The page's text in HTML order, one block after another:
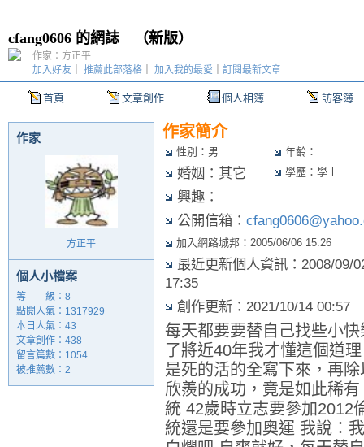
cfang0606 的網誌 （新版）
首頁 文章創作 個人相簿 訪客簿
加入好友 推薦此部落格 加入我的最愛 訂閱最新文章
作家：方正平
作家
方正平
個人小檔案
等 級：8
點閱人氣：1317929
本日人氣：43
文章創作：438
留言篇數：1054
被推薦數： 2
作家簡介
性別：男 年齡：
婚姻：其它 學歷：學士
興趣：
公開信箱：
加入網路城邦：2005/06/06 15:26
最近更新個人資訊：2008/09/
17:35
創作更新：2021/10/14 00:57
每天都要要替自己找些小
了將近40年我才懂這個道
是死的活的全寫下來，再
欣羨的成功，竟是如此稀
統 42歲時立志要參加2012
統還是要參加奧運 我說：